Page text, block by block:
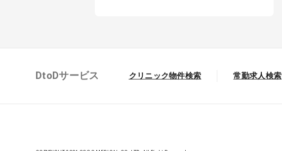
DtoDサービス クリニック物件検索 常勤求人検索